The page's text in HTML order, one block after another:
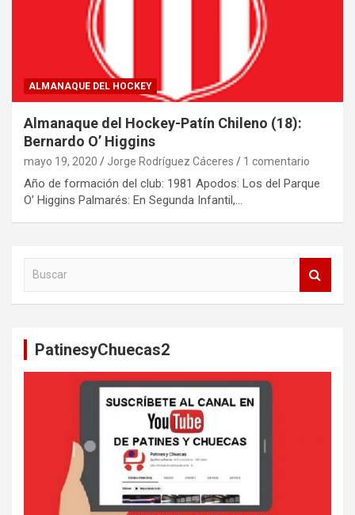
ALMANAQUE DEL HOCKEY
Almanaque del Hockey-Patín Chileno (18):
Bernardo O’ Higgins
mayo 19, 2020 Jorge Rodríguez Cáceres 1 comentario
Año de formación del club: 1981 Apodos: Los del Parque
O’ Higgins Palmarés: En Segunda Infantil,…
PatinesyChuecas2